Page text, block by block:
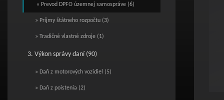
» Prevod DPFO územnej samospráve (6)
» Príjmy štátneho rozpočtu (3)
» Tradičné vlastné zdroje (1)
3. Výkon správy daní (90)
» Daň z motorových vozidiel (5)
» Daň z poistenia (2)